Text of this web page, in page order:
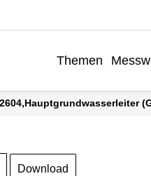
Themen
2604,Hauptgrundwasserleiter
Download